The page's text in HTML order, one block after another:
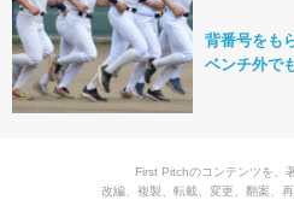
背番号をも
ベンチ外で
First Pitchのコンテンツを、
改編、複製、転載、変更、翻案、